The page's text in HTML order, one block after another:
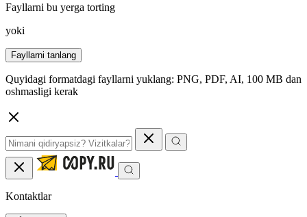
Fayllarni bu yerga torting
yoki
Fayllarni tanlang
Quyidagi formatdagi fayllarni yuklang: PNG, PDF, AI, 100 MB dan
oshmasligi kerak
Kontaktlar